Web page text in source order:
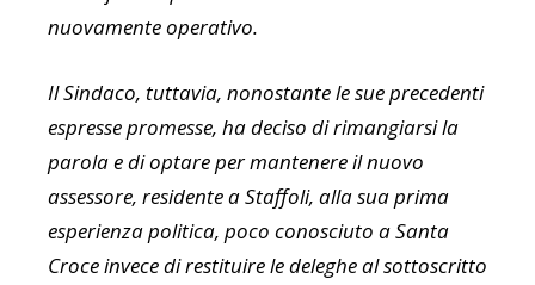
nuovamente operativo.
Il Sindaco, tuttavia, nonostante le sue precedenti
espresse promesse, ha deciso di rimangiarsi la
parola e di optare per mantenere il nuovo
assessore, residente a Staffoli, alla sua prima
esperienza politica, poco conosciuto a Santa
Croce invece di restituire le deleghe al sottoscritto